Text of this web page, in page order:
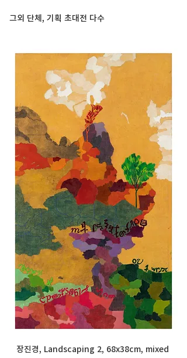
그외 단체, 기획 초대전 다수
장진경, Landscaping 2, 68x38cm, mixed